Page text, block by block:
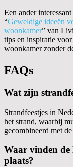
Een ander
“Geweldige ideeën
woonkamer” van
tips en inspiratie
woonkamer zonder
FAQs
Wat zijn
Strandfeestjes in
het strand, waarbij
gecombineerd met
Waar vinden de
plaats?